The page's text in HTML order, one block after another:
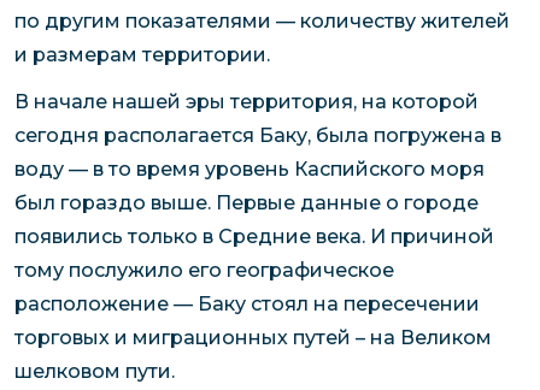
по другим показателями — количеству жителей
и размерам территории.
В начале нашей эры территория, на которой
сегодня располагается Баку, была погружена в
воду — в то время уровень Каспийского моря
был гораздо выше. Первые данные о городе
появились только в Средние века. И причиной
тому послужило его географическое
расположение — Баку стоял на пересечении
торговых и миграционных путей – на Великом
шелковом пути.